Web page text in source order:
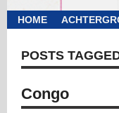
HOME
POSTS
Congo